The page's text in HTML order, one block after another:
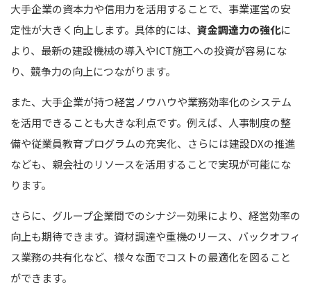
大手企業の資本力や信用力を活用することで、事業運営の安
定性が大きく向上します。具体的には、 資金調達力の強化に
より、最新の建設機械の導入やICT施工への投資が容易にな
り、競争力の向上につながります。
また、大手企業が持つ経営ノウハウや業務効率化のシステム
を活用できることも大きな利点です。例えば、人事制度の整
備や従業員教育プログラムの充実化、さらには建設DXの推進
なども、親会社のリソースを活用することで実現が可能にな
ります。
さらに、グループ企業間でのシナジー効果により、経営効率の
向上も期待できます。資材調達や重機のリース、バックオフィ
ス業務の共有化など、様々な面でコストの最適化を図ること
ができます。